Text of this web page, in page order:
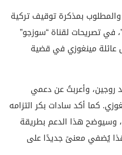
بمذكرة توقيف تركية
في تصريحات لقناة “سوزجو”
عائلة مينغوزي في قضية
روجين، وأعربتُ عن دعمي
كما أكد سادات بكر التزامه
وسيوضح هذا الدعم بطريقة
يُضفي معنىً جديدًا على